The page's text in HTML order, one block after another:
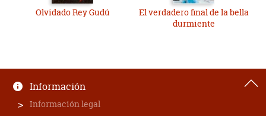
Olvidado Rey Gudú
El verdadero final de la bella
durmiente
Información
Información legal